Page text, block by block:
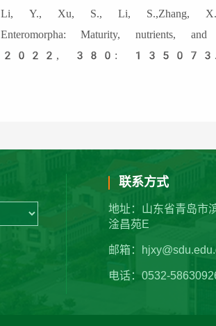
Li, Y., Xu, S., Li, S.,Zhang,
Enteromorpha: Maturity, nutrients,
2022, 380: 135073.
联系方式
地址：山东省青岛市
淦昌苑E
邮箱：
电话：0532-